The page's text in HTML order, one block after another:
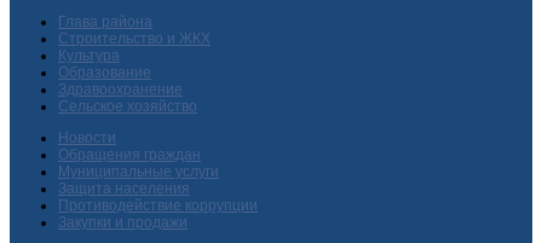
Глава района
Строительство и ЖКХ
Культура
Образование
Здравоохранение
Сельское хозяйство
Новости
Обращения граждан
Муниципальные услуги
Защита населения
Противодействие коррупции
Закупки и продажи